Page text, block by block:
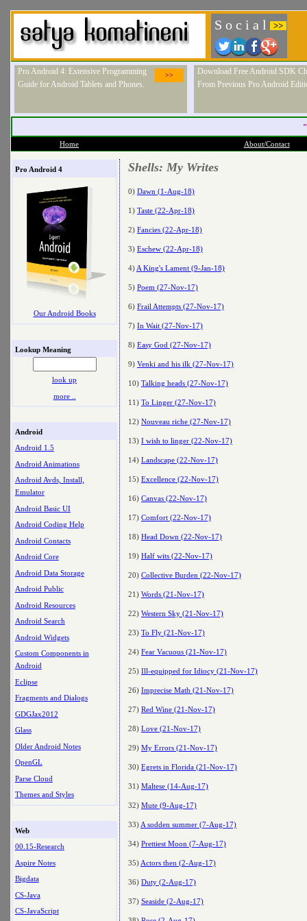
S o c i a l >>
>>
Pro Android 4: Extensive Programming
Guide for Android Tablets and Phones.
Download Free Android SDK
From Previous Pro Android
Home About/Contact
Pro Android 4
Our Android Books
Lookup Meaning
look up
more ..
Android
Android 1.5
Android Animations
Android Avds, Install,
Emulator
Android Basic UI
Android Coding Help
Android Contacts
Android Core
Android Data Storage
Android Public
Android Resources
Android Search
Android Widgets
Custom Components in
Android
Eclipse
Fragments and Dialogs
GDGJax2012
Glass
Older Android Notes
OpenGL
Parse Cloud
Themes and Styles
Web
00.15-Research
Aspire Notes
Bigdata
CS-Java
CS-JavaScript
Shells: My Writes
0) Dawn (1-Aug-18)
1) Taste (22-Apr-18)
2) Fancies (22-Apr-18)
3) Eschew (22-Apr-18)
4) A King's Lament (9-Jan-18)
5) Poem (27-Nov-17)
6) Frail Attempts (27-Nov-17)
7) In Wait (27-Nov-17)
8) Easy God (27-Nov-17)
9) Venki and his ilk (27-Nov-17)
10) Talking heads (27-Nov-17)
11) To Linger (27-Nov-17)
12) Nouveau riche (27-Nov-17)
13) I wish to linger (22-Nov-17)
14) Landscape (22-Nov-17)
15) Excellence (22-Nov-17)
16) Canvas (22-Nov-17)
17) Comfort (22-Nov-17)
18) Head Down (22-Nov-17)
19) Half wits (22-Nov-17)
20) Collective Burden (22-Nov-17)
21) Words (21-Nov-17)
22) Western Sky (21-Nov-17)
23) To Fly (21-Nov-17)
24) Fear Vacuous (21-Nov-17)
25) Ill-equipped for Idiocy (21-Nov-17)
26) Imprecise Math (21-Nov-17)
27) Red Wine (21-Nov-17)
28) Love (21-Nov-17)
29) My Errors (21-Nov-17)
30) Egrets in Florida (21-Nov-17)
31) Maltese (14-Aug-17)
32) Mute (9-Aug-17)
33) A sodden summer (7-Aug-17)
34) Prettiest Moon (7-Aug-17)
35) Actors then (2-Aug-17)
36) Duty (2-Aug-17)
37) Seaside (2-Aug-17)